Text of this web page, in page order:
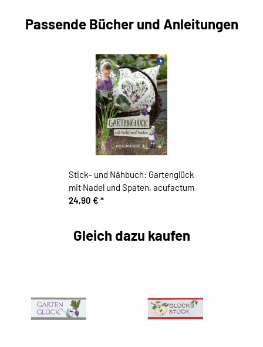
Passende Bücher und Anleitungen
Stick- und Nähbuch: Gartenglück
mit Nadel und Spaten, acufactum
24,90 € *
Gleich dazu kaufen